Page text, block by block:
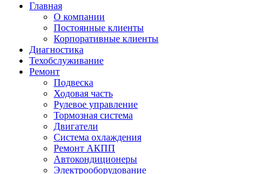
Главная
О компании
Постоянные клиенты
Корпоративные клиенты
Диагностика
Техобслуживание
Ремонт
Подвеска
Ходовая часть
Рулевое управление
Тормозная система
Двигатели
Система охлаждения
Ремонт АКПП
Автокондиционеры
Электрооборудование